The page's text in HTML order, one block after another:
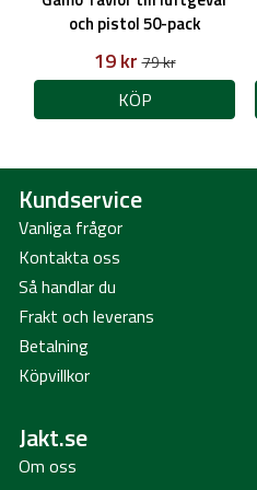
och pistol 50-pack
19 kr79 kr
KÖP
Kundservice
Vanliga frågor
Kontakta oss
Så handlar du
Frakt och leverans
Betalning
Köpvillkor
Jakt.se
Om oss